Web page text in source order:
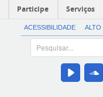
Participe Serviços
ACESSIBILIDADE ALTO